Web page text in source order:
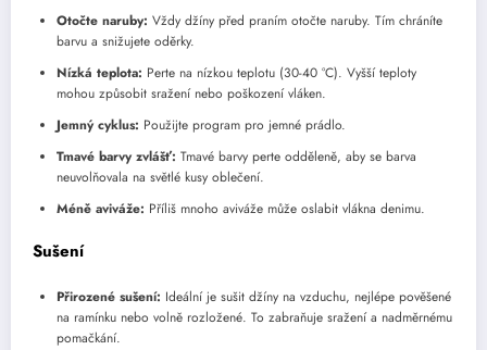
Otočte naruby: Vždy džíny před praním otočte naruby. Tím chráníte
barvu a snižujete oděrky.
Nízká teplota: Perte na nízkou teplotu (30-40 °C). Vyšší teploty
mohou způsobit sražení nebo poškození vláken.
Jemný cyklus: Použijte program pro jemné prádlo.
Tmavé barvy zvlášť: Tmavé barvy perte odděleně, aby se barva
neuvolňovala na světlé kusy oblečení.
Méně aviváže: Příliš mnoho aviváže může oslabit vlákna denimu.
Sušení
Přirozené sušení: Ideální je sušit džíny na vzduchu, nejlépe pověšené
na ramínku nebo volně rozložené. To zabraňuje sražení a nadměrnému
pomačkání.